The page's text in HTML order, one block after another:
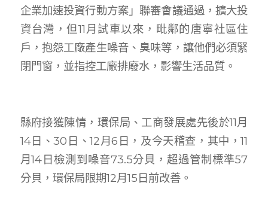
企業加速投資行動方案」聯審會議通過，擴大投
資台灣，但11月試車以來，毗鄰的唐寧社區住
戶，抱怨工廠產生噪音、臭味等，讓他們必須緊
閉門窗，並指控工廠排廢水，影響生活品質。
縣府接獲陳情，環保局、工商發展處先後於11月
14日、30日、12月6日，及今天稽查，其中，11
月14日檢測到噪音73.5分貝，超過管制標準57
分貝，環保局限期12月15日前改善。